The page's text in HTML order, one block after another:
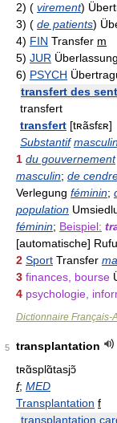
2) ( virement)
3) ( de patients)
4) FIN Transfer m
5) JUR Überlassung
6) PSYCH
transfert des
transfert
transfert [tʀãsfεʀ]
Substantif
1 du gouvernement
masculin; de
Verlegung féminin;
population
féminin; Beispiel:
[automatische]
2 Sport Transfer
3 finances, bourse
4 psychologie,
Dictionnaire Français-
5
transplantation
tʀɑ̃splɑ̃tasjɔ̃
f; MED
Transplantation f
transplantation